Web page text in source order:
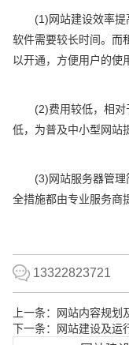
(1)网站建设效率提
软件需要较长时间。而
以开通，方便用户的使
(2)费用较低，相对
低，为普及中小型网站
(3)网站服务器管理
全措施都由专业服务商
13322823721
上一条：
网站内容规划
下一条：
网站建设及运